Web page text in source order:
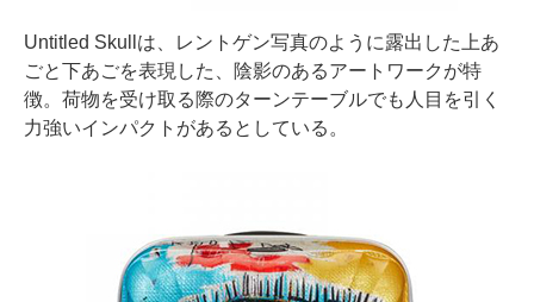
Untitled Skullは、レントゲン写真のように露出した上あ
ごと下あごを表現した、陰影のあるアートワークが特
徴。荷物を受け取る際のターンテーブルでも人目を引く
力強いインパクトがあるとしている。